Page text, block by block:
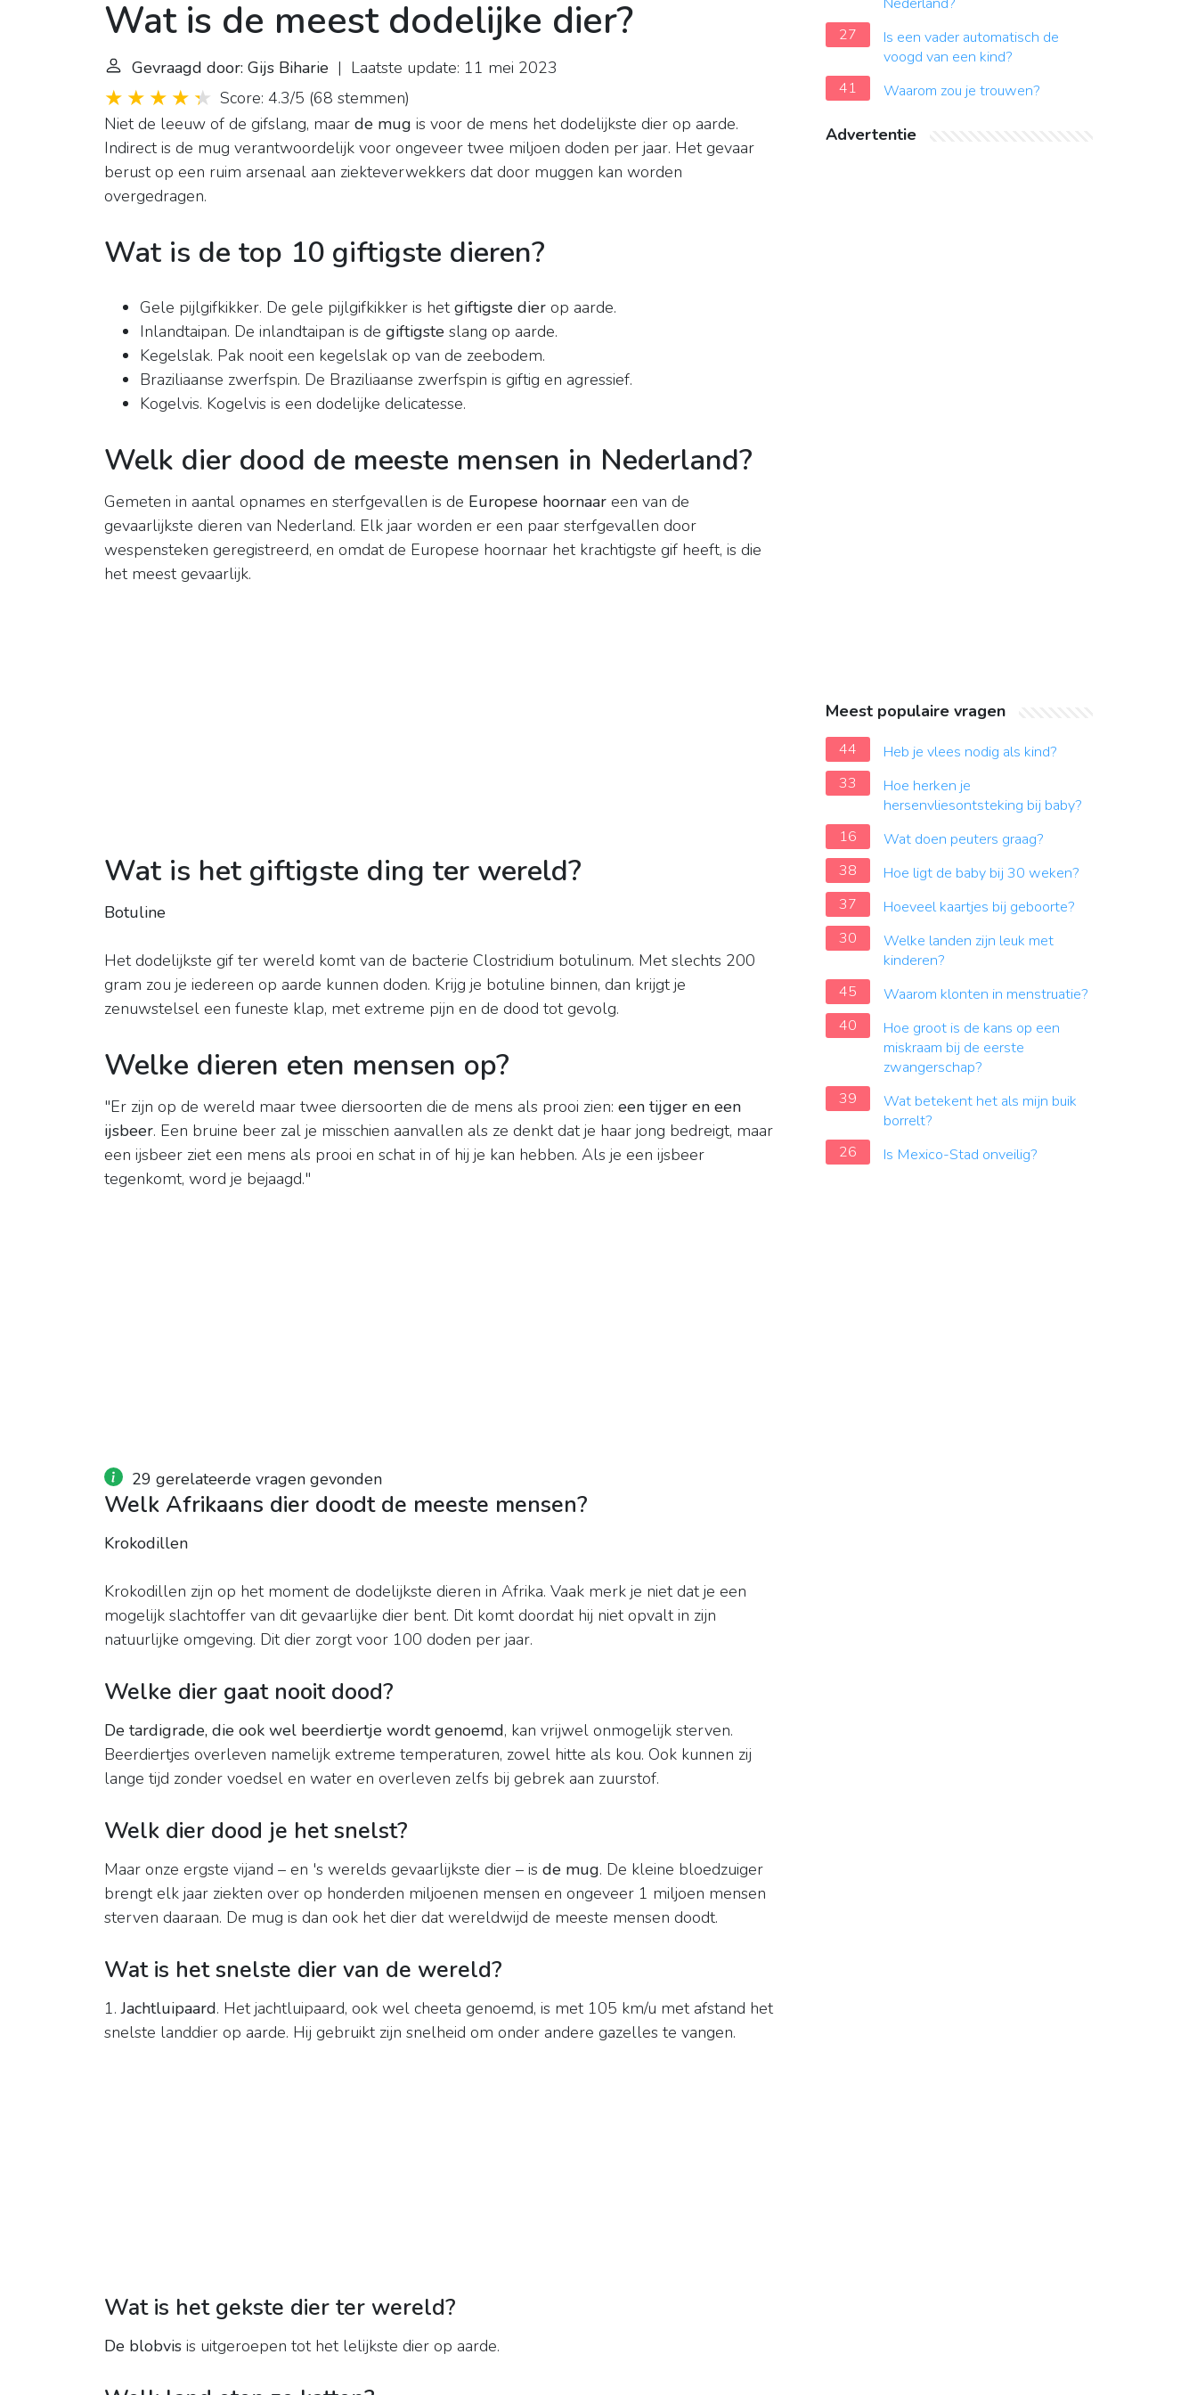
Wat is de meest dodelijke dier?
Gevraagd door: Gijs Biharie | Laatste update: 11 mei 2023
Score: 4.3/5 (68 stemmen)
Niet de leeuw of de gifslang, maar de mug is voor de mens het dodelijkste dier op aarde.
Indirect is de mug verantwoordelijk voor ongeveer twee miljoen doden per jaar. Het gevaar
berust op een ruim arsenaal aan ziekteverwekkers dat door muggen kan worden
overgedragen.
Wat is de top 10 giftigste dieren?
Gele pijlgifkikker. De gele pijlgifkikker is hetgiftigste dier op aarde.
Inlandtaipan. De inlandtaipan is de giftigste slang op aarde.
Kegelslak. Pak nooit een kegelslak op van de zeebodem.
Braziliaanse zwerfspin. De Braziliaanse zwerfspin is giftig en agressief.
Kogelvis. Kogelvis is een dodelijke delicatesse.
Welk dier dood de meeste mensen in Nederland?
Gemeten in aantal opnames en sterfgevallen is de Europese hoornaar een van de
gevaarlijkste dieren van Nederland. Elk jaar worden er een paar sterfgevallen door
wespensteken geregistreerd, en omdat de Europese hoornaar het krachtigste gif heeft, is die
het meest gevaarlijk.
Wat is het giftigste ding ter wereld?
Botuline
Het dodelijkste gif ter wereld komt van de bacterie Clostridium botulinum. Met slechts 200
gram zou je iedereen op aarde kunnen doden. Krijg je botuline binnen, dan krijgt je
zenuwstelsel een funeste klap, met extreme pijn en de dood tot gevolg.
Welke dieren eten mensen op?
"Er zijn op de wereld maar twee diersoorten die de mens als prooi zien: een tijger en een
ijsbeer. Een bruine beer zal je misschien aanvallen als ze denkt dat je haar jong bedreigt, maar
een ijsbeer ziet een mens als prooi en schat in of hij je kan hebben. Als je een ijsbeer
tegenkomt, word je bejaagd."
29 gerelateerde vragen gevonden
Welk Afrikaans dier doodt de meeste mensen?
Krokodillen
Krokodillen zijn op het moment de dodelijkste dieren in Afrika. Vaak merk je niet dat je een
mogelijk slachtoffer van dit gevaarlijke dier bent. Dit komt doordat hij niet opvalt in zijn
natuurlijke omgeving. Dit dier zorgt voor 100 doden per jaar.
Welke dier gaat nooit dood?
De tardigrade, die ook wel beerdiertje wordt genoemd, kan vrijwel onmogelijk sterven.
Beerdiertjes overleven namelijk extreme temperaturen, zowel hitte als kou. Ook kunnen zij
lange tijd zonder voedsel en water en overleven zelfs bij gebrek aan zuurstof.
Welk dier dood je het snelst?
Maar onze ergste vijand – en 's werelds gevaarlijkste dier – is de mug. De kleine bloedzuiger
brengt elk jaar ziekten over op honderden miljoenen mensen en ongeveer 1 miljoen mensen
sterven daaraan. De mug is dan ook het dier dat wereldwijd de meeste mensen doodt.
Wat is het snelste dier van de wereld?
1.Jachtluipaard. Het jachtluipaard, ook wel cheeta genoemd, is met 105 km/u met afstand het
snelste landdier op aarde. Hij gebruikt zijn snelheid om onder andere gazelles te vangen.
Wat is het gekste dier ter wereld?
De blobvis is uitgeroepen tot het lelijkste dier op aarde.
27
Is een vader automatisch de
voogd van een kind?
41
Waarom zou je trouwen?
Advertentie
Meest populaire vragen
44
Heb je vlees nodig als kind?
33
Hoe herken je
hersenvliesontsteking bij baby?
16
Wat doen peuters graag?
38
Hoe ligt de baby bij 30 weken?
37
Hoeveel kaartjes bij geboorte?
30
Welke landen zijn leuk met
kinderen?
45
Waarom klonten in menstruatie?
40
Hoe groot is de kans op een
miskraam bij de eerste
zwangerschap?
39
Wat betekent het als mijn buik
borrelt?
26
Is Mexico-Stad onveilig?